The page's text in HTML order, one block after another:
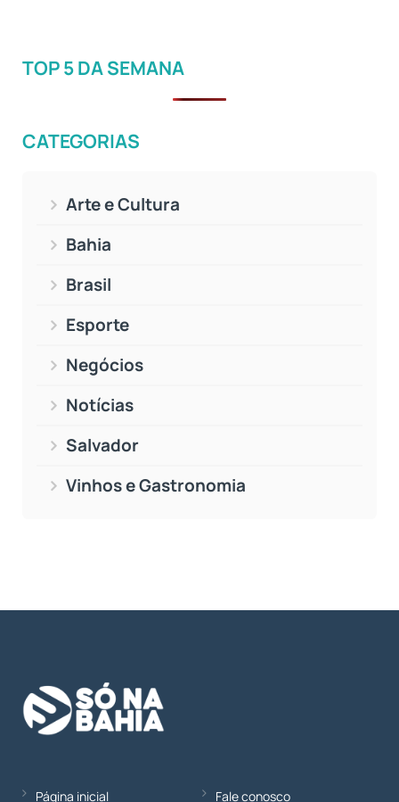
TOP 5 DA SEMANA
CATEGORIAS
Arte e Cultura
Bahia
Brasil
Esporte
Negócios
Notícias
Salvador
Vinhos e Gastronomia
Página inicial Fale conosco